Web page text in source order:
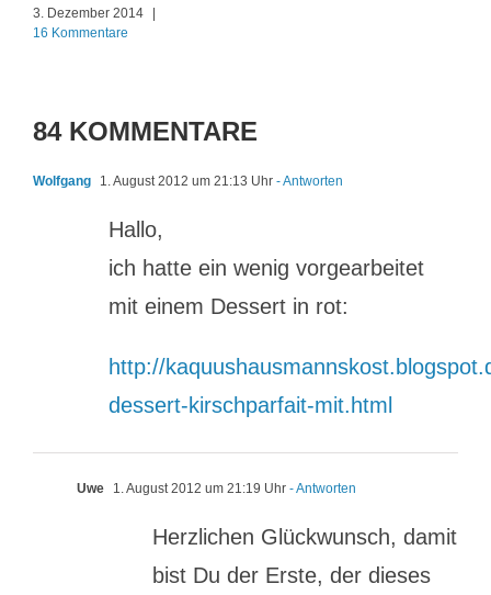
3. Dezember 2014
16 Kommentare
84 KOMMENTARE
Wolfgang 1. August 2012 um 21:13 Uhr - Antworten
Hallo,
ich hatte ein wenig vorgearbeitet
mit einem Dessert in rot:
http://
dessert-kirschparfait-mit.html
Uwe 1. August 2012 um 21:19 Uhr - Antworten
Herzlichen Glückwunsch, damit
bist Du der Erste, der dieses